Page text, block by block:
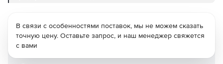
В связи с особенностями поставок, мы не можем сказать
точную цену. Оставьте запрос, и наш менеджер свяжется
с вами